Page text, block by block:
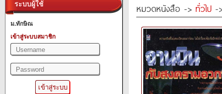
ระบบผู้ใช้
ม.ทักษิณ
เข้าสู่ระบบสมาชิก
หมวดหนังสือ -> ทั่วไป -